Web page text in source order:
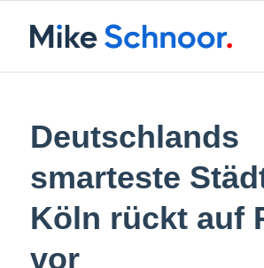
Deutschlands
smarteste
Köln rückt auf
vor